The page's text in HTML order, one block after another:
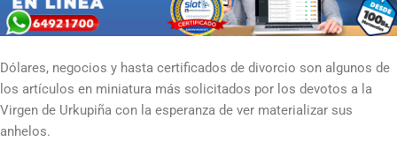
Dólares, negocios y hasta certificados de divorcio son algunos de
los artículos en miniatura más solicitados por los devotos a la
Virgen de Urkupiña con la esperanza de ver materializar sus
anhelos.